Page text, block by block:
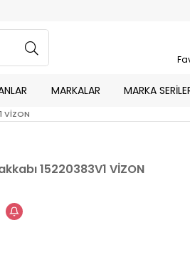
MARKALAR MARKA
VİZON
15220383V1 VİZON